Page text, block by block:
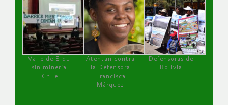
Valle de Elqui
sin minería.
Chile
Atentan contra
la Defensora
Francisca
Márquez
Defensoras de
Bolivia